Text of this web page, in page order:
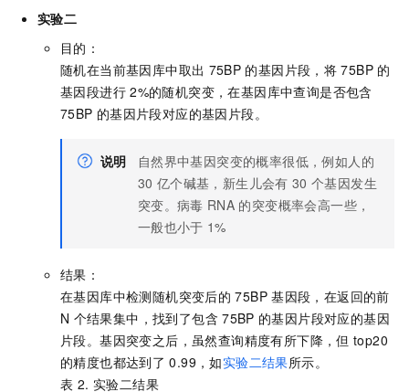
实验二
目的：
随机在当前基因库中取出 75BP 的基因片段，将 75BP 的
基因段进行 2%的随机突变，在基因库中查询是否包含
75BP 的基因片段对应的基因片段。
说明
自然界中基因突变的概率很低，例如人的
30 亿个碱基，新生儿会有 30 个基因发生
突变。病毒 RNA 的突变概率会高一些，
一般也小于 1%
结果：
在基因库中检测随机突变后的 75BP 基因段，在返回的前
N 个结果集中，找到了包含 75BP 的基因片段对应的基因
片段。基因突变之后，虽然查询精度有所下降，但 top20
的精度也都达到了 0.99，如实验二结果所示。
表 2. 实验二结果